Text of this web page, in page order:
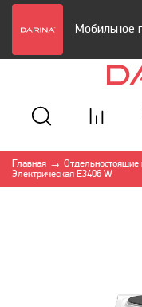
Мобильное
Главная → Отдельностоящие
Электрическая E3406 W